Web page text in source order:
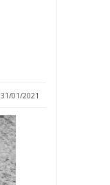
31/01/2021